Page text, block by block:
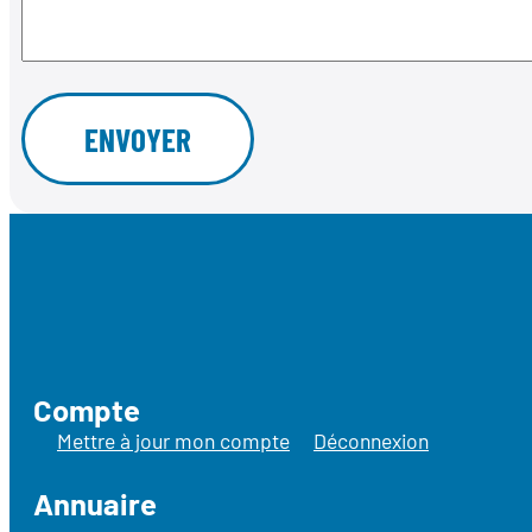
Compte
Mettre à jour mon compte Déconnexion
Annuaire